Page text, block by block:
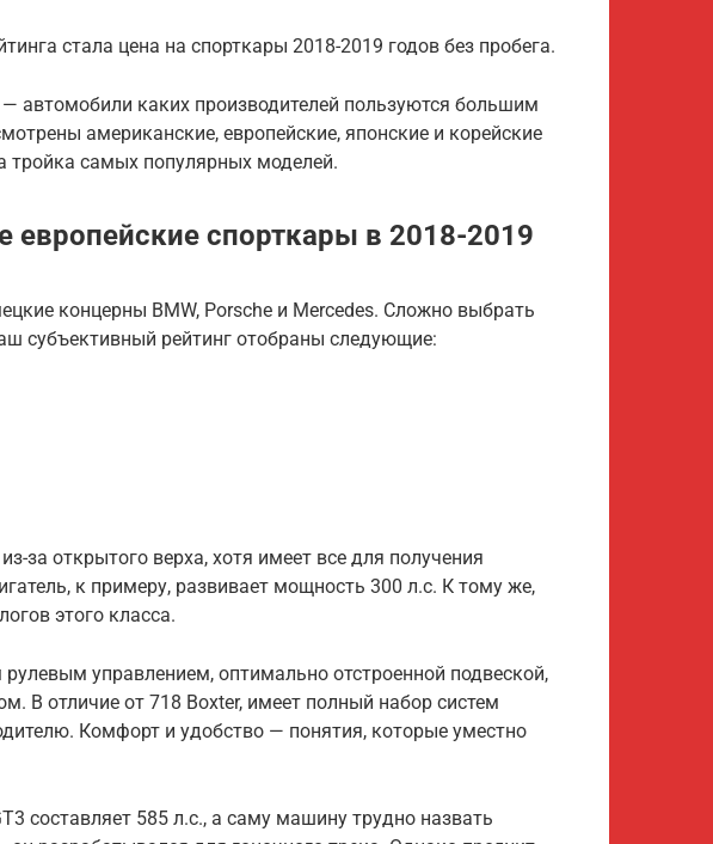
стала цена на спорткары 2018-2019 годов без пробега.
— автомобили каких производителей пользуются большим
американские, европейские, японские и корейские
тройка самых популярных моделей.
европейские спорткары в 2018-2019
концерны BMW, Porsche и Mercedes. Сложно выбрать
субъективный рейтинг отобраны следующие:
за открытого верха, хотя имеет все для получения
к примеру, развивает мощность 300 л.с. К тому же,
этого класса.
рулевым управлением, оптимально отстроенной подвеской,
В отличие от 718 Boxter, имеет полный набор систем
Комфорт и удобство — понятия, которые уместно
составляет 585 л.с., а саму машину трудно назвать